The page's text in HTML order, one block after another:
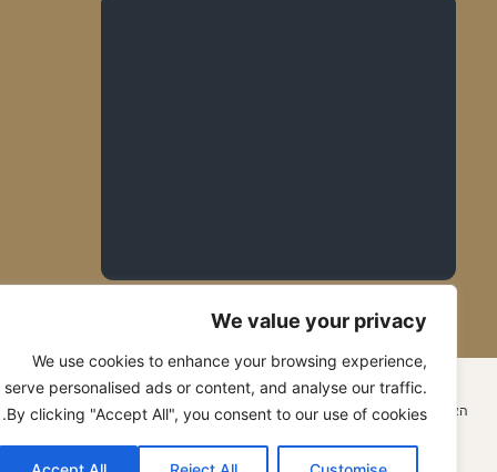
We value your privacy
We use cookies to enhance your browsing experience,
serve personalised ads or content, and analyse our traffic.
By clicking "Accept All", you consent to our use of cookies.
© 2026 כל הזכויות שמורות ל GMF Group
האתר נבנה ע״י עדן וייס – סיסטם להצלחה edenweiss.co.il